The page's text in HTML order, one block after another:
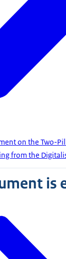
on the Two-
from the
is